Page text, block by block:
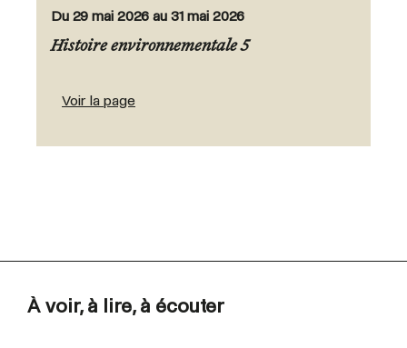
Histoire environnementale 5
Du 29 mai 2026 au 31 mai 2026
Voir la page
À voir, à lire, à écouter